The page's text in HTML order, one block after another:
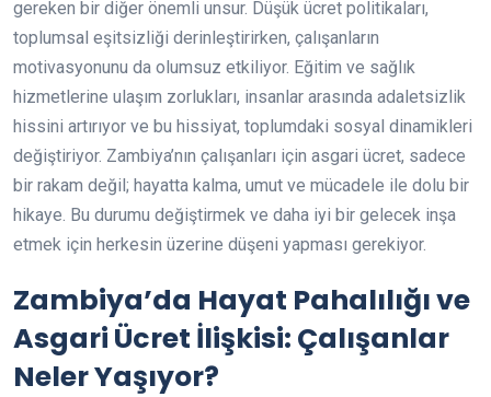
gereken bir diğer önemli unsur. Düşük ücret politikaları,
toplumsal eşitsizliği derinleştirirken, çalışanların
motivasyonunu da olumsuz etkiliyor. Eğitim ve sağlık
hizmetlerine ulaşım zorlukları, insanlar arasında adaletsizlik
hissini artırıyor ve bu hissiyat, toplumdaki sosyal dinamikleri
değiştiriyor. Zambiya’nın çalışanları için asgari ücret, sadece
bir rakam değil; hayatta kalma, umut ve mücadele ile dolu bir
hikaye. Bu durumu değiştirmek ve daha iyi bir gelecek inşa
etmek için herkesin üzerine düşeni yapması gerekiyor.
Zambiya’da Hayat Pahalılığı ve
Asgari Ücret İlişkisi: Çalışanlar
Neler Yaşıyor?